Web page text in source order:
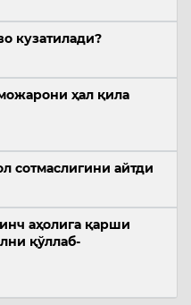
кузатилади?
ҳал қила
сотмаслигини айтди
аҳолига қарши
қўллаб-